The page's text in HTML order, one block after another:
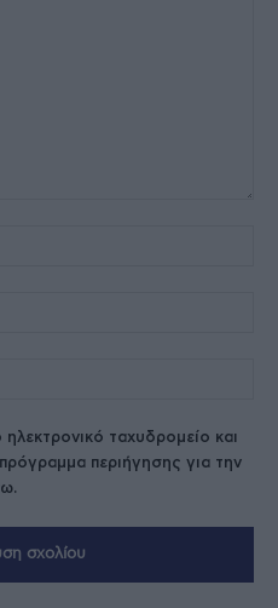
ταχυδρομείο και
περιήγησης για την